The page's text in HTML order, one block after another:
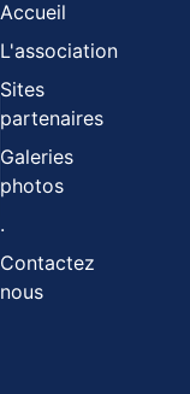
Accueil
L'association
Sites
partenaires
Galeries
photos
.
Contactez
nous